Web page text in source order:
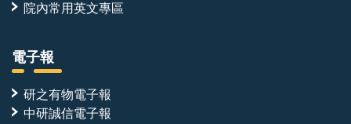
院內常用英文專區
電子報
研之有物電子報
中研誠信電子報